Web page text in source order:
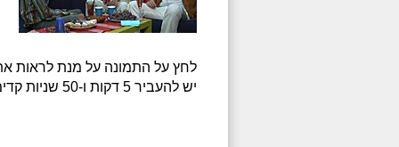
לחץ על התמונה על מנת לראות
יש להעביר 5 דקות ו-50 שניות קדימה לתחילת הצפייה.